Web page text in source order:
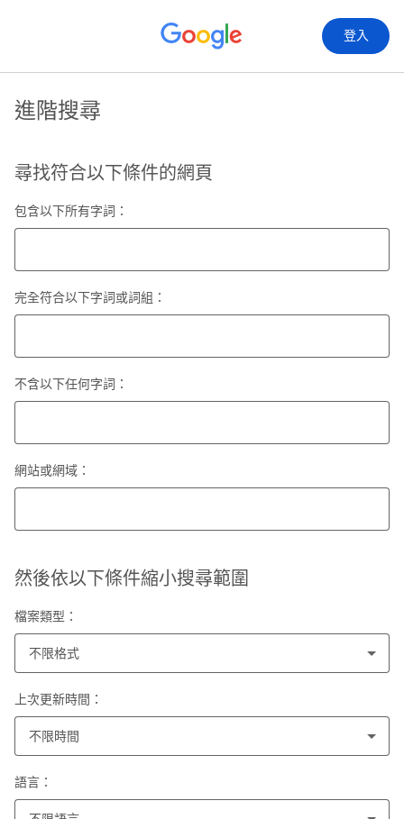
登入
進階搜尋
尋找符合以下條件的網頁
包含以下所有字詞：
完全符合以下字詞或詞組：
不含以下任何字詞：
網站或網域：
然後依以下條件縮小搜尋範圍
檔案類型：
不限格式
上次更新時間：
不限時間
語言：